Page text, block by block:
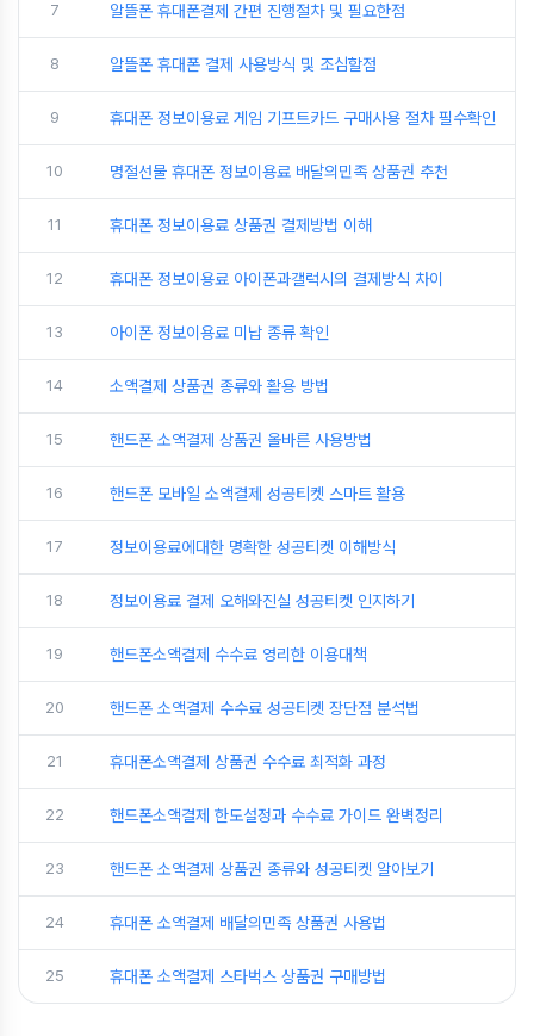
7 알뜰폰 휴대폰결제 간편 진행절차 및 필요한점
8 알뜰폰 휴대폰 결제 사용방식 및 조심할점
9 휴대폰 정보이용료 게임 기프트카드 구매사용 절차 필수확인
10 명절선물 휴대폰 정보이용료 배달의민족 상품권 추천
11 휴대폰 정보이용료 상품권 결제방법 이해
12 휴대폰 정보이용료 아이폰과갤럭시의 결제방식 차이
13 아이폰 정보이용료 미납 종류 확인
14 소액결제 상품권 종류와 활용 방법
15 핸드폰 소액결제 상품권 올바른 사용방법
16 핸드폰 모바일 소액결제 성공티켓 스마트 활용
17 정보이용료에대한 명확한 성공티켓 이해방식
18 정보이용료 결제 오해와진실 성공티켓 인지하기
19 핸드폰소액결제 수수료 영리한 이용대책
20 핸드폰 소액결제 수수료 성공티켓 장단점 분석법
21 휴대폰소액결제 상품권 수수료 최적화 과정
22 핸드폰소액결제 한도설정과 수수료 가이드 완벽정리
23 핸드폰 소액결제 상품권 종류와 성공티켓 알아보기
24 휴대폰 소액결제 배달의민족 상품권 사용법
25 휴대폰 소액결제 스타벅스 상품권 구매방법